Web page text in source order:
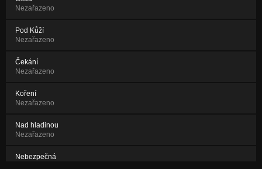
Nezařazeno
Pod Kůží
Nezařazeno
Čekání
Nezařazeno
Koření
Nezařazeno
Nad hladinou
Nezařazeno
Nebezpečná